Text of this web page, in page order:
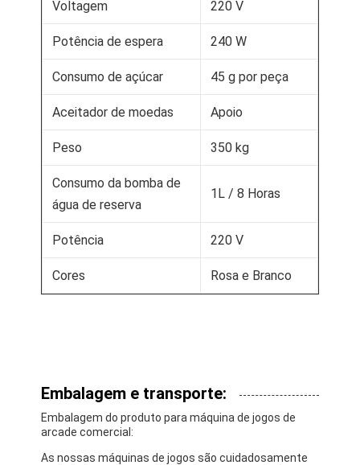
Voltagem 220 V
Potência de espera 240 W
Consumo de açúcar 45 g por peça
Aceitador de moedas Apoio
Peso 350 kg
Consumo da bomba de
água de reserva
1L / 8 Horas
Potência 220 V
Cores Rosa e Branco
Embalagem e transporte:
Embalagem do produto para máquina de jogos de
arcade comercial:
As nossas máquinas de jogos são cuidadosamente